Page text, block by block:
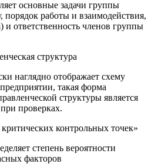
основные задачи группы
работы и взаимодействия,
и ответственность членов группы
структура
наглядно отображает схему
такая форма
структуры является
проверках.
контрольных точек»
степень вероятности
факторов